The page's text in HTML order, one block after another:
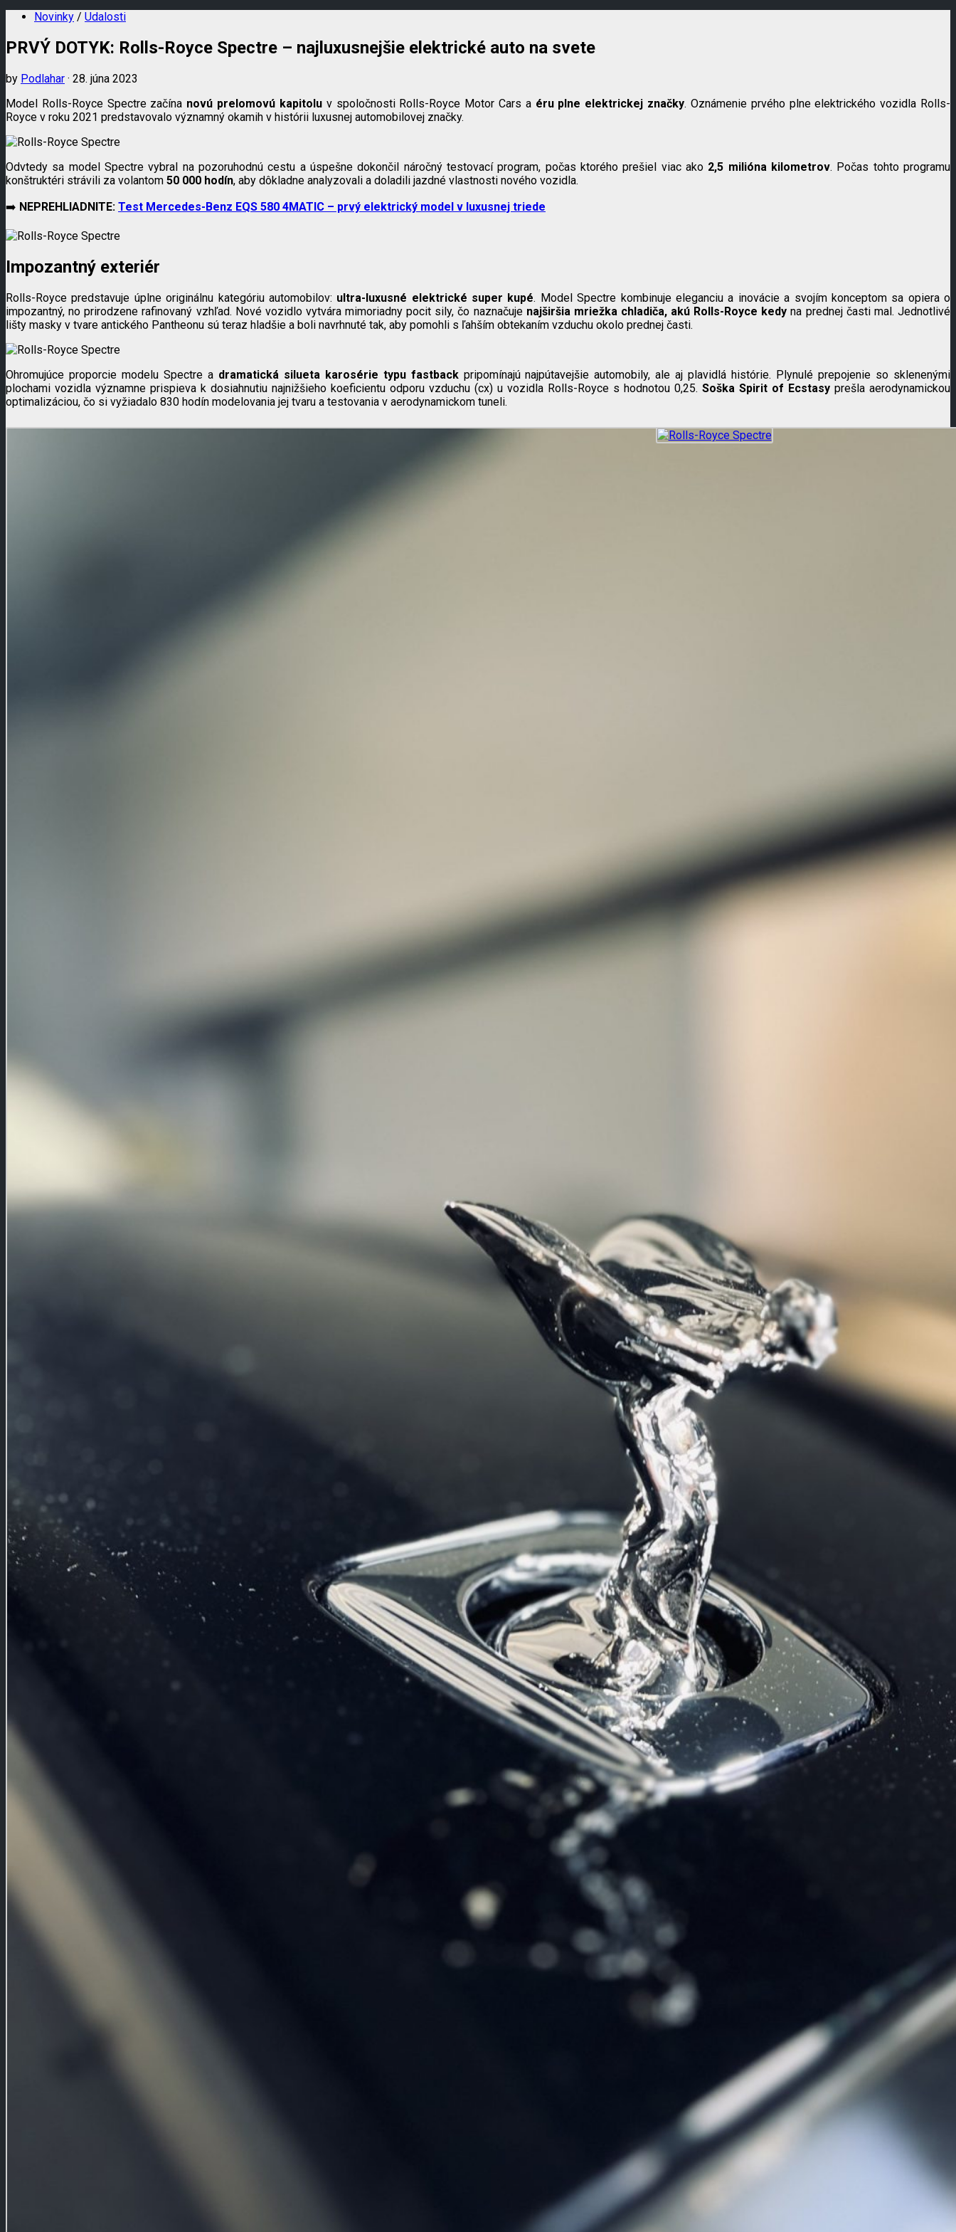
Novinky / Udalosti
PRVÝ DOTYK: Rolls-Royce Spectre – najluxusnejšie elektrické auto na svete
by Podlahar · 28. júna 2023
Model Rolls-Royce Spectre začína novú prelomovú kapitoluv spoločnosti Rolls-Royce Motor Cars a éru plne elektrickej značky. Oznámenie prvého plne elektrického vozidla Rolls-
Royce v roku 2021 predstavovalo významný okamih v histórii luxusnej automobilovej značky.
Odvtedy sa model Spectre vybral na pozoruhodnú cestu a úspešne dokončil náročný testovací program, počas ktorého prešiel viac ako 2,5 milióna kilometrov. Počas tohto programu
konštruktéri strávili za volantom 50 000 hodín, aby dôkladne analyzovali a doladili jazdné vlastnosti nového vozidla.
➡️ NEPREHLIADNITE: Test Mercedes-Benz EQS 580 4MATIC – prvý elektrický model v luxusnej triede
Impozantný exteriér
Rolls-Royce predstavuje úplne originálnu kategóriu automobilov: ultra-luxusné elektrické super kupé. Model Spectre kombinuje eleganciu a inovácie a svojím konceptom sa opiera o
impozantný, no prirodzene rafinovaný vzhľad. Nové vozidlo vytvára mimoriadny pocit sily, čo naznačuje najširšia mriežka chladiča, akú Rolls-Royce kedy na prednej časti mal. Jednotlivé
lišty masky v tvare antického Pantheonu sú teraz hladšie a boli navrhnuté tak, aby pomohli s ľahším obtekaním vzduchu okolo prednej časti.
Ohromujúce proporcie modelu Spectre a dramatická silueta karosérie typu fastbackpripomínajú najpútavejšie automobily, ale aj plavidlá histórie. Plynulé prepojenie so sklenenými
plochami vozidla významne prispieva k dosiahnutiu najnižšieho koeficientu odporu vzduchu (cx) u vozidla Rolls-Royce s hodnotou 0,25. Soška Spirit of Ecstasy prešla aerodynamickou
optimalizáciou, čo si vyžiadalo 830 hodín modelovania jej tvaru a testovania v aerodynamickom tuneli.